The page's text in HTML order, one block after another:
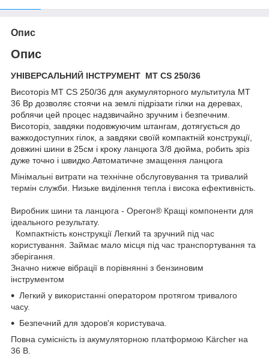
Опис
Опис
УНІВЕРСАЛЬНИЙ ІНСТРУМЕНТ MT CS 250/36
Висоторіз MT CS 250/36 для акумуляторного мультитула МТ
36 Вр дозволяє стоячи на землі підрізати гілки на деревах,
роблячи цей процес надзвичайно зручним і безпечним.
Висоторіз, завдяки подовжуючим штангам, дотягується до
важкодоступних гілок, а завдяки своїй компактній конструкції,
довжині шини в 25см і кроку ланцюга 3/8 дюйма, робить зріз
дуже точно і швидко. Автоматичне змащення ланцюга
Мінімальні витрати на технічне обслуговування та тривалий
термін служби. Низьке виділення тепла і висока ефективність.
Виробник шини та ланцюга - Орегон® Кращі компоненти для
ідеального результату.
Компактність конструкції Легкий та зручний під час
користування. Займає мало місця під час транспортування та
зберігання.
Значно нижче вібрації в порівнянні з бензиновим
інструментом
Легкий у використанні оператором протягом тривалого
часу.
Безпечний для здоров'я користувача.
Повна сумісність із акумуляторною платформою Kärcher на
36 В.